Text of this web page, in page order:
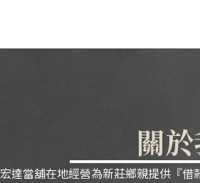
關
宏達當舖在地經營為新莊鄉親提供『借